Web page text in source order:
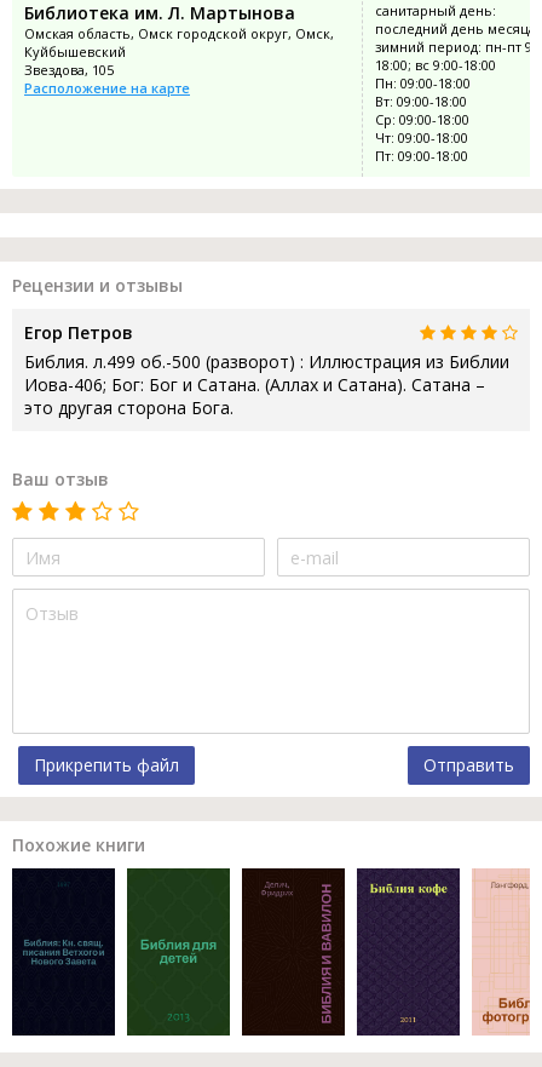
Библиотека им. Л. Мартынова
Омская область, Омск городской округ, Омск,
Куйбышевский
Звездова, 105
Расположение на карте
санитарный день:
последний день месяца;
зимний период: пн-пт
18:00; вс 9:00-18:00
Пн: 09:00-18:00
Вт: 09:00-18:00
Ср: 09:00-18:00
Чт: 09:00-18:00
Пт: 09:00-18:00
Рецензии и отзывы
Егор Петров
Библия. л.499 об.-500 (разворот) : Иллюстрация из Библии
Иова-406; Бог: Бог и Сатана. (Аллах и Сатана). Сатана –
это другая сторона Бога.
Ваш отзыв
Прикрепить файл Отправить
Похожие книги